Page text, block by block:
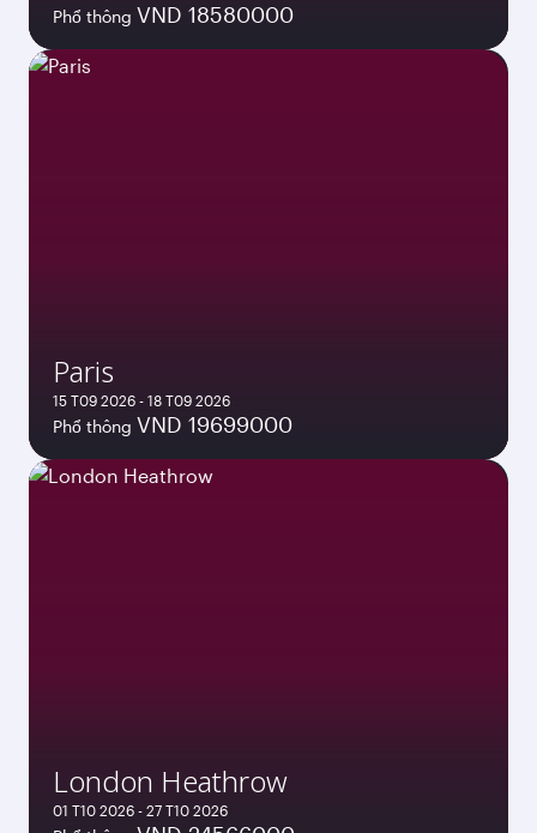
Phổ thông VND 18580000
Paris
15 T09 2026 - 18 T09 2026
Phổ thông VND 19699000
London Heathrow
01 T10 2026 - 27 T10 2026